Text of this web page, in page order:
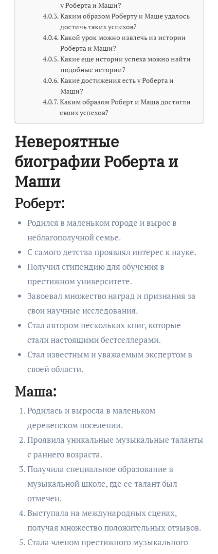
у Роберта и Маши?
Каким образом Роберту и Маше удалось
достичь таких успехов?
Какой урок можно извлечь из истории
Роберта и Маши?
Какие еще истории успеха можно найти
подобные истории?
Какие достижения есть у Роберта и
Маши?
Каким образом Роберт и Маша достигли
своих успехов?
Невероятные
биографии Роберта и
Маши
Роберт:
Родился в маленьком городе и вырос в
неблагополучной семье.
С самого детства проявлял интерес к науке.
Получил стипендию для обучения в
престижном университете.
Завоевал множество наград и признания за
свои научные исследования.
Стал автором нескольких книг, которые
стали настоящими бестселлерами.
Стал известным и уважаемым экспертом в
своей области.
Маша:
Родилась и выросла в маленьком
деревенском поселении.
Проявила уникальные музыкальные таланты
с раннего возраста.
Получила специальное образование в
музыкальной школе, где ее талант был
отмечен.
Выступала на международных сценах,
получая множество положительных отзывов.
Стала членом престижного музыкального